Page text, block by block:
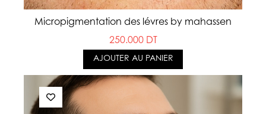
Micropigmentation des lévres by mahassen
250.000 DT
AJOUTER AU PANIER